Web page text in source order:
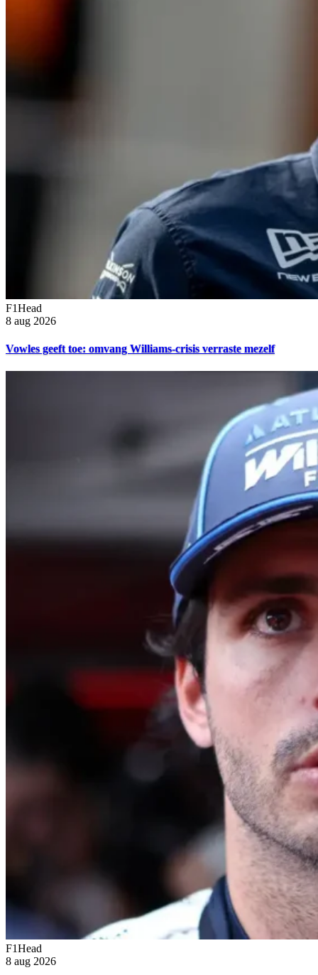
F1Head
8 aug 2026
Vowles geeft toe: omvang Williams-crisis verraste mezelf
F1Head
8 aug 2026